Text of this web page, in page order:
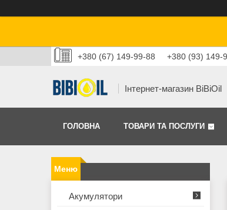
+380 (67) 149-99-88 +380 (93) 149-
Інтернет-магазин BiBiOil
ГОЛОВНА ТОВАРИ ТА ПОСЛУГИ
Акумулятори